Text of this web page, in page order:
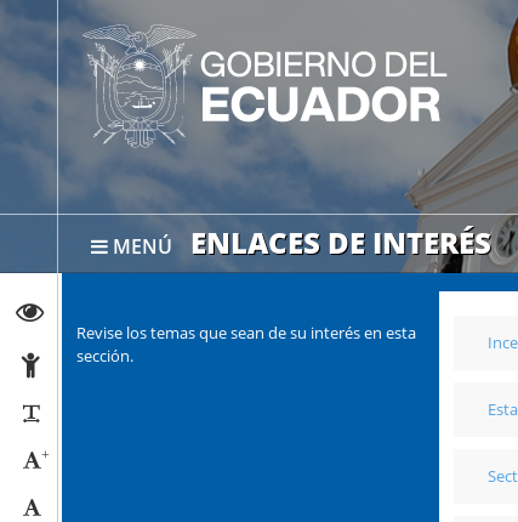
MENÚ ENLACES DE INTERÉS
Abrir página de Transparencia
Abrir página de Accesibilidad
Reducir párrafos
+
Revise los temas que sean de su interés en esta
sección.